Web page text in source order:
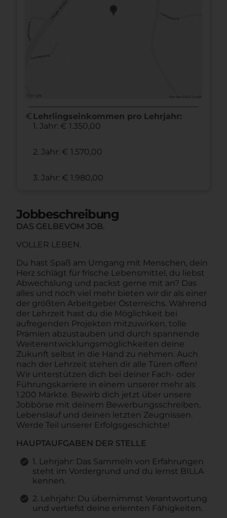
euro Lehrlingseinkommen pro Lehrjahr:
1. Jahr: € 1.350,00
2. Jahr: € 1.570,00
3. Jahr: € 1.980,00
Jobbeschreibung
DAS GELBEVOM JOB.
VOLLER LEBEN.
Du hast Spaß am Umgang mit Menschen, dein
Herz schlägt für frische Lebensmittel, du liebst
Abwechslung und packst gerne mit an? Das
alles und noch viel mehr bieten wir dir als einer
der größten Arbeitgeber Österreichs. Während
der Lehrzeit hast du die Möglichkeit bei
aufregenden Projekten mitzuwirken, tolle
Prämien abzustauben und durch spannende
Weiterentwicklungsmöglichkeiten deine
Zukunft selbst in die Hand zu nehmen. Auch
nach der Lehrzeit stehen dir alle Türen offen!
Wir unterstützen dich bei deiner Fach- oder
Führungskarriere in einem unserer mehr als
1.200 Märkte. Bewirb dich jetzt über unsere
Jobbörse mit deinem Bewerbungsschreiben,
Lebenslauf und deinen letzten Zeugnissen.
Werde Teil unserer Erfolgsgeschichte!
HAUPTAUFGABEN DER STELLE
1. Lehrjahr: Das Sammeln von Erfahrungen
steht im Vordergrund und du lernst BILLA
kennen.
2. Lehrjahr: Du übernimmst Verantwortung
und vertiefst deine erlernten Fähigkeiten.